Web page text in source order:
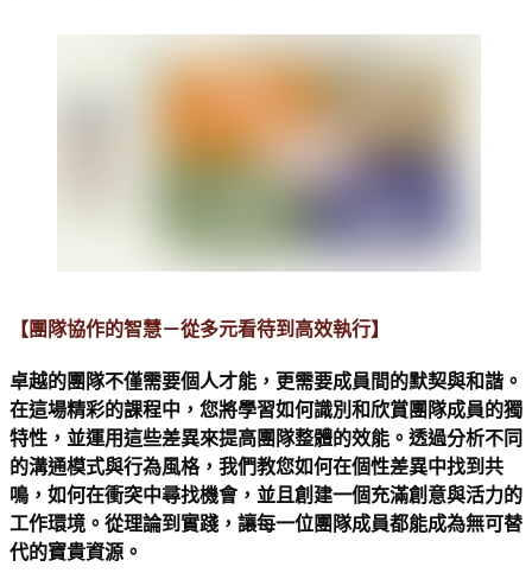
【團隊協作的智慧－從多元看待到高效執行】
卓越的團隊不僅需要個人才能，更需要成員間的默契與和諧。
在這場精彩的課程中，您將學習如何識別和欣賞團隊成員的獨
特性，並運用這些差異來提高團隊整體的效能。透過分析不同
的溝通模式與行為風格，我們教您如何在個性差異中找到共
鳴，如何在衝突中尋找機會，並且創建一個充滿創意與活力的
工作環境。從理論到實踐，讓每一位團隊成員都能成為無可替
代的寶貴資源。